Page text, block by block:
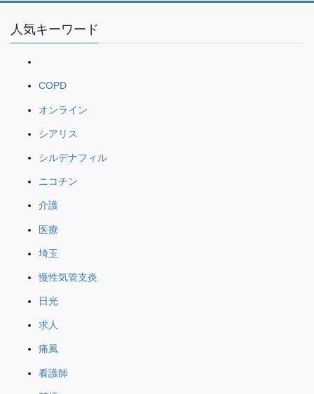
人気キーワード
COPD
オンライン
シアリス
シルデナフィル
ニコチン
介護
医療
埼玉
慢性気管支炎
日光
求人
痛風
看護師